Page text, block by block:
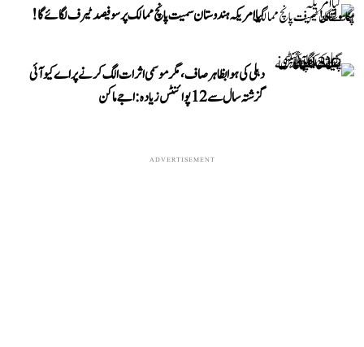
کیا امریکہ ہندوستان سمیت پانچ ممالک پر سو فیصد ٹیرف لگائے گا!
دہلی کی ہوا بظاہر صاف، مگر موسمی اثرات الگ کرنے پر اے کیو آئی
گزشتہ سال سے 12 پوائنٹس زیادہ: اجے ماکن
ADVERTISEMENT